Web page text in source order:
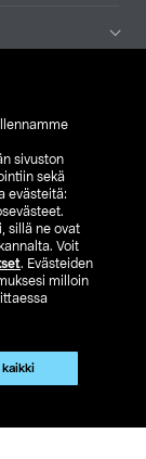
sivuston
sekä
evästeitä:
sillä ne ovat
Voit
. Evästeiden
milloin
kaikki